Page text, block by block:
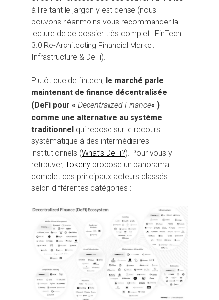
à lire tant le jargon y est dense (nous
pouvons néanmoins vous recommander la
lecture de ce dossier très complet : FinTech
3.0 Re-Architecting Financial Market
Infrastructure & DeFi).
Plutôt que de fintech, le marché parle
maintenant de finance décentralisée
(DeFi pour « Decentralized Finance« )
comme une alternative au système
traditionnel qui repose sur le recours
systématique à des intermédiaires
institutionnels (What’s DeFi?). Pour vous y
retrouver, Tokeny propose un panorama
complet des principaux acteurs classés
selon différentes catégories :